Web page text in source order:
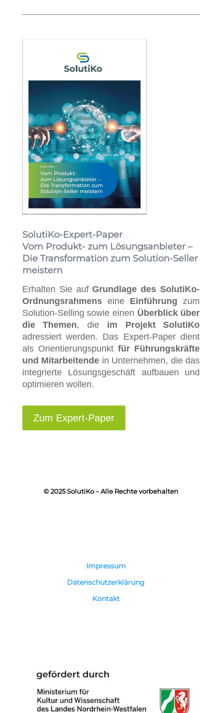
SolutiKo-Expert-Paper
Vom Produkt- zum Lösungsanbieter –
Die Transformation zum Solution-Seller
meistern
Erhalten Sie aufGrundlage des SolutiKo-
Ordnungsrahmenseine Einführung zum
Solution-Selling sowie einen Überblick über
die Themen, die im Projekt SolutiKo
adressiert werden. Das Expert-Paper dient
als Orientierungspunktfür Führungskräfte
und Mitarbeitende in Unternehmen, die das
integrierte Lösungsgeschäft aufbauen und
optimieren wollen.
Zum Expert-Paper
© 2025 SolutiKo – Alle Rechte vorbehalten
Impressum
Datenschutzerklärung
Kontakt